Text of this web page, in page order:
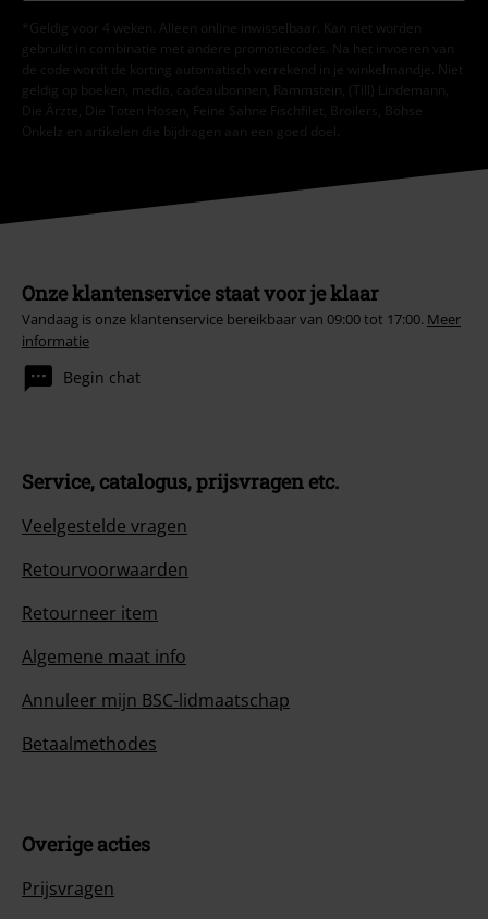
*Geldig voor 4 weken. Alleen online inwisselbaar. Kan niet worden
gebruikt in combinatie met andere promotiecodes. Na het invoeren van
de code wordt de korting automatisch verrekend in je winkelmandje. Niet
geldig op boeken, media, cadeaubonnen, Rammstein, (Till) Lindemann,
Die Ärzte, Die Toten Hosen, Feine Sahne Fischfilet, Broilers, Böhse
Onkelz en artikelen die bijdragen aan een goed doel.
Onze klantenservice staat voor je klaar
Vandaag is onze klantenservice bereikbaar van 09:00 tot 17:00. Meer
informatie
Begin chat
Service, catalogus, prijsvragen etc.
Veelgestelde vragen
Retourvoorwaarden
Retourneer item
Algemene maat info
Annuleer mijn BSC-lidmaatschap
Betaalmethodes
Overige acties
Prijsvragen